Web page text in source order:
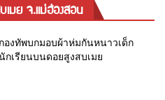
เมย จ.แม่ฮ่องสอน
กองทัพบกมอบผ้าห่มกันหนาวเด็ก
กเรียนบนดอยสูงสบเมย